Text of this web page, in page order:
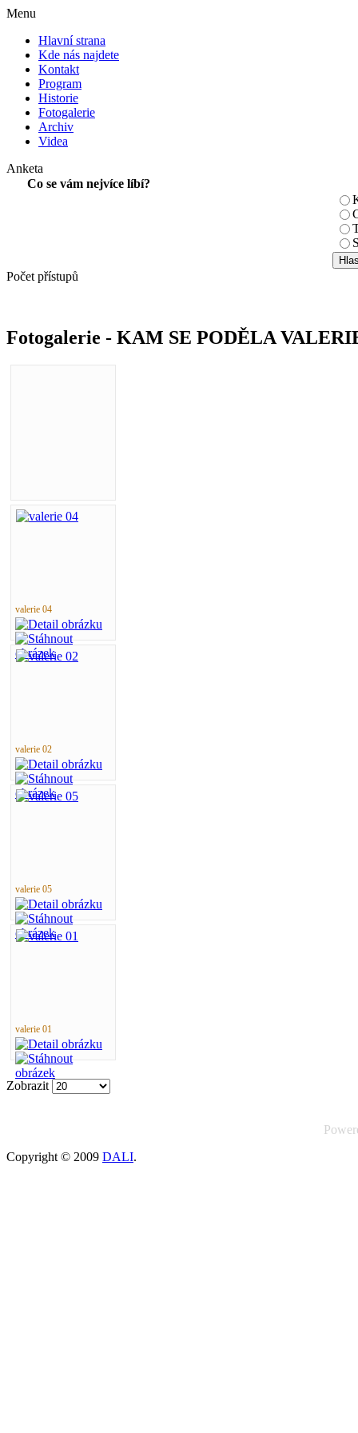
Menu
Hlavní strana
Kde nás najdete
Kontakt
Program
Historie
Fotogalerie
Archiv
Videa
Anketa
Co se vám nejvíce líbí?
Počet přístupů
Fotogalerie - KAM SE PODĚLA
valerie 04
valerie 02
valerie 05
valerie 01
Zobrazit
Copyright © 2009 DALI.